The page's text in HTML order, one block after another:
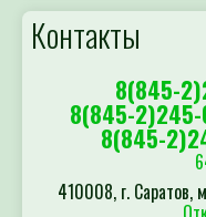
Контакты
8(845-
8(845-2)245-
8(845-
410008, г. Саратов,